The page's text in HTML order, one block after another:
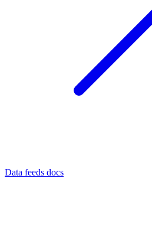
Data feeds docs